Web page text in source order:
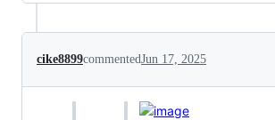
cike8899commentedJun 17, 2025